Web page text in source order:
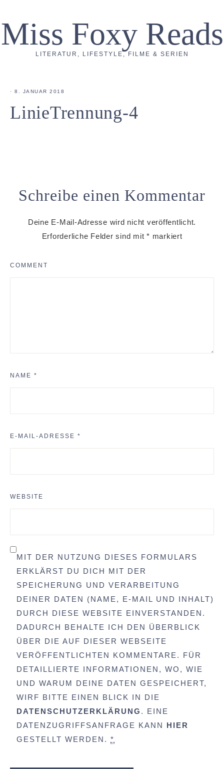
Miss Foxy Reads
LITERATUR, LIFESTYLE, FILME & SERIEN
· 8. JANUAR 2018
LinieTrennung-4
Schreibe einen Kommentar
Deine E-Mail-Adresse wird nicht veröffentlicht.
Erforderliche Felder sind mit * markiert
COMMENT
NAME *
E-MAIL-ADRESSE *
WEBSITE
MIT DER NUTZUNG DIESES FORMULARS
ERKLÄRST DU DICH MIT DER
SPEICHERUNG UND VERARBEITUNG
DEINER DATEN (NAME, E-MAIL UND INHALT)
DURCH DIESE WEBSITE EINVERSTANDEN.
DADURCH BEHALTE ICH DEN ÜBERBLICK
ÜBER DIE AUF DIESER WEBSEITE
VERÖFFENTLICHTEN KOMMENTARE. FÜR
DETAILLIERTE INFORMATIONEN, WO, WIE
UND WARUM DEINE DATEN GESPEICHERT,
WIRF BITTE EINEN BLICK IN DIE
DATENSCHUTZERKLÄRUNG . EINE
DATENZUGRIFFSANFRAGE KANN HIER
GESTELLT WERDEN. *